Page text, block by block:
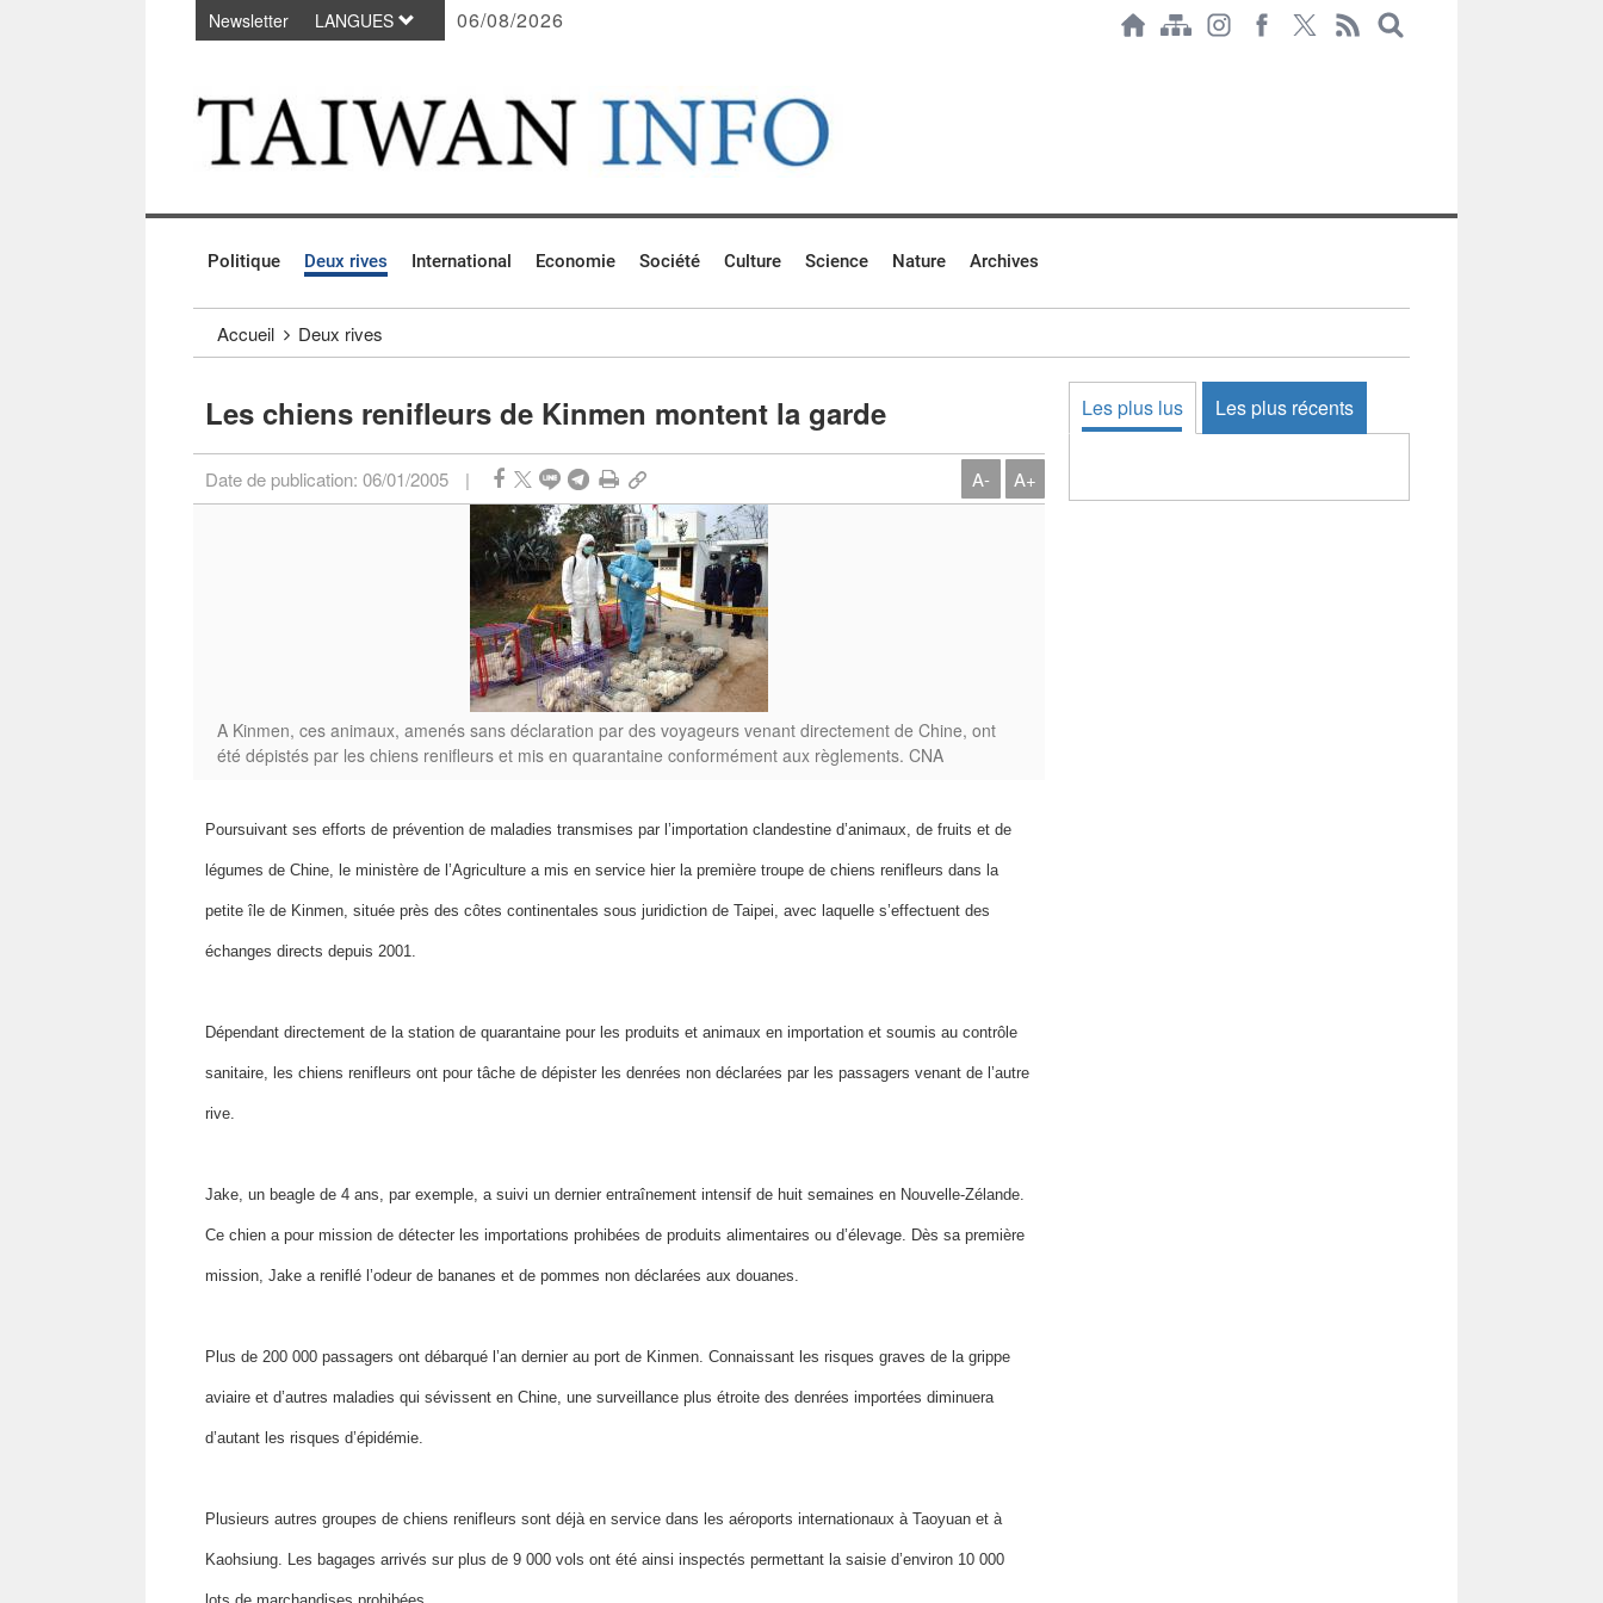
Passer au contenu principal
Newsletter LANGUES 06/08/2026
Politique Deux rives International Economie Société Culture Science Nature Archives
Accueil Deux rives
Les chiens renifleurs de Kinmen montent la garde
Date de publication: 06/01/2005 | A- A+
A Kinmen, ces animaux, amenés sans déclaration par des voyageurs venant directement de Chine, ont
été dépistés par les chiens renifleurs et mis en quarantaine conformément aux règlements. CNA
Poursuivant ses efforts de prévention de maladies transmises par l’importation clandestine d’animaux, de fruits et de
légumes de Chine, le ministère de l’Agriculture a mis en service hier la première troupe de chiens renifleurs dans la
petite île de Kinmen, située près des côtes continentales sous juridiction de Taipei, avec laquelle s’effectuent des
échanges directs depuis 2001.
Dépendant directement de la station de quarantaine pour les produits et animaux en importation et soumis au contrôle
sanitaire, les chiens renifleurs ont pour tâche de dépister les denrées non déclarées par les passagers venant de l’autre
rive.
Jake, un beagle de 4 ans, par exemple, a suivi un dernier entraînement intensif de huit semaines en Nouvelle-Zélande.
Ce chien a pour mission de détecter les importations prohibées de produits alimentaires ou d’élevage. Dès sa première
mission, Jake a reniflé l’odeur de bananes et de pommes non déclarées aux douanes.
Plus de 200 000 passagers ont débarqué l’an dernier au port de Kinmen. Connaissant les risques graves de la grippe
aviaire et d’autres maladies qui sévissent en Chine, une surveillance plus étroite des denrées importées diminuera
d’autant les risques d’épidémie.
Plusieurs autres groupes de chiens renifleurs sont déjà en service dans les aéroports internationaux à Taoyuan et à
Kaohsiung. Les bagages arrivés sur plus de 9 000 vols ont été ainsi inspectés permettant la saisie d’environ 10 000
Les plus lus Les plus récents